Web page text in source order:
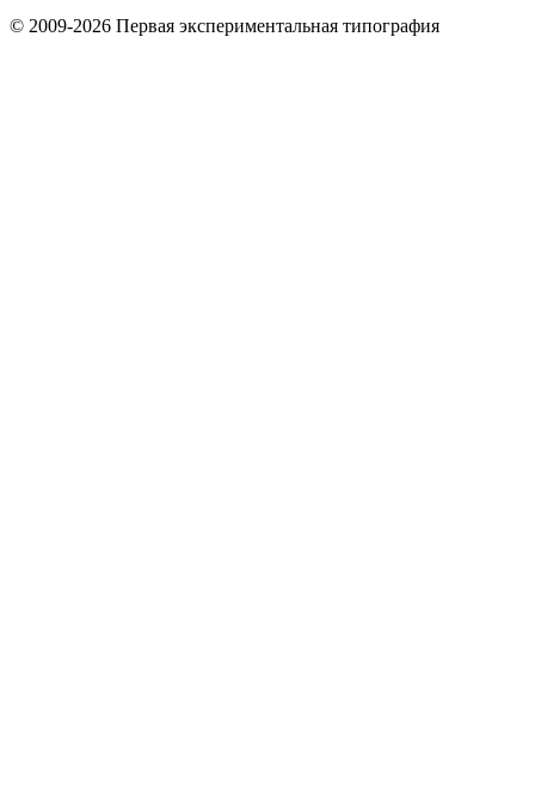
© 2009-2026 Первая экспериментальная типография